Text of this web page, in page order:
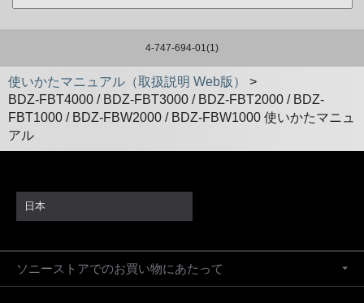
4-747-694-01(1)
使いかたマニュアル（取扱説明 Web版）
>
BDZ-FBT4000 / BDZ-FBT3000 / BDZ-FBT2000 / BDZ-
FBT1000 / BDZ-FBW2000 / BDZ-FBW1000 使いかたマニュ
アル
日本
ソニーストアでのお買い物にあたって